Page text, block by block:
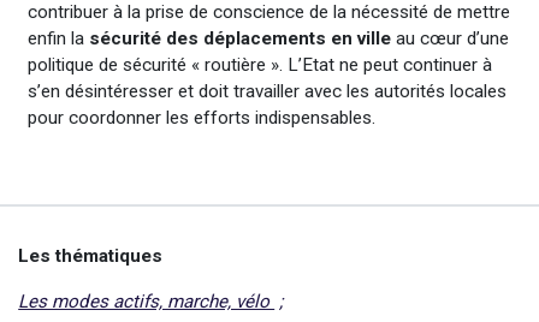
contribuer à la prise de conscience de la nécessité de mettre
enfin la sécurité des déplacements en villeau cœur d’une
politique de sécurité « routière ». L’Etat ne peut continuer à
s’en désintéresser et doit travailler avec les autorités locales
pour coordonner les efforts indispensables.
Les thématiques
Les modes actifs, marche, vélo